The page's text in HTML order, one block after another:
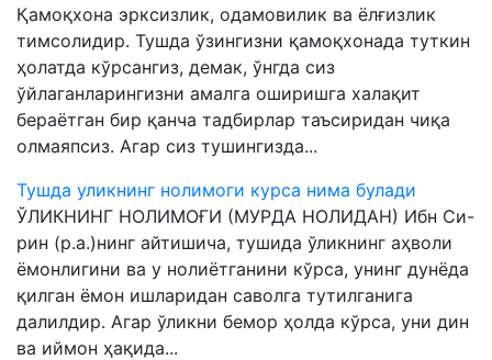
Қамоқхона эрксизлик, одамовилик ва ёлғизлик
тимсолидир. Тушда ўзингизни қамоқхонада туткин
ҳолатда кўрсангиз, демак, ўнгда сиз
ўйлаганларингизни амалга оширишга халақит
бераётган бир қанча тадбирлар таъсиридан чиқа
олмаяпсиз. Агар сиз тушингизда...
Тушда уликнинг нолимоги курса нима булади
ЎЛИКНИНГ НОЛИМОҒИ (МУРДА НОЛИДАН) Ибн Си-
рин (р.а.)нинг айтишича, тушида ўликнинг аҳволи
ёмонлигини ва у нолиётганини кўрса, унинг дунёда
қилган ёмон ишларидан саволга тутилганига
далилдир. Агар ўликни бемор ҳолда кўрса, уни дин
ва иймон ҳақида...